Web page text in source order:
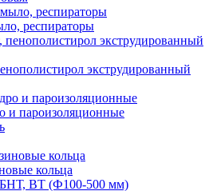
респираторы
экструдированный
и пароизоляционные
кольца